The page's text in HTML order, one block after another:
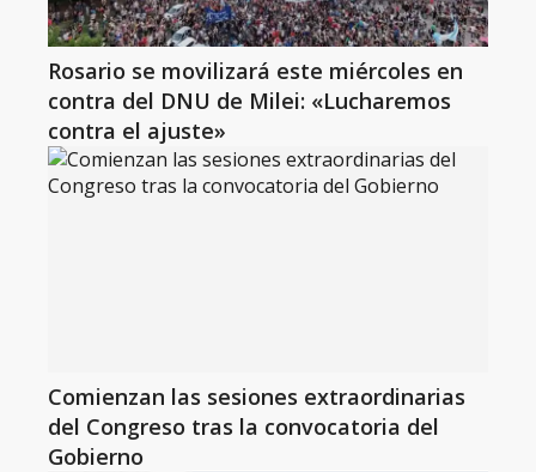
Rosario se movilizará este miércoles en
contra del DNU de Milei: «Lucharemos
contra el ajuste»
Comienzan las sesiones extraordinarias
del Congreso tras la convocatoria del
Gobierno